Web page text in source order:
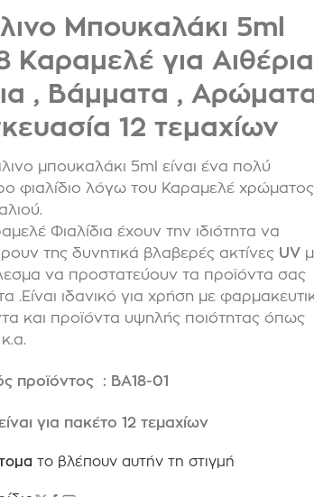
Μπουκαλάκι 5ml
Καραμελέ για Αιθέρια
, Βάμματα ,
12 τεμαχίων
μπουκαλάκι 5ml είναι ένα πολύ
φιαλίδιο λόγω του Καραμελέ χρώματος
Φιαλίδια έχουν την ιδιότητα να
της δυνητικά βλαβερές ακτίνες UV
να προστατεύουν τα προϊόντα σας
.Είναι ιδανικό για χρήση με
και προϊόντα υψηλής ποιότητας όπως
προϊόντος : BA18-01
για πακέτο 12 τεμαχίων
το βλέπουν αυτήν τη στιγμή